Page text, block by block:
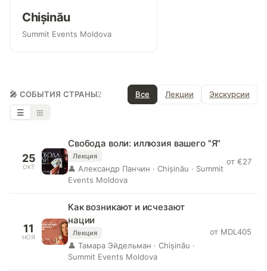
Chișinău
Summit Events Moldova
🎤 СОБЫТИЯ СТРАНЫ2 Все Лекции Экскурсии
☰ ⊞
25
ОКТ
Свобода воли: иллюзия вашего "Я"
Лекция
👤 Александр Панчин · Chișinău · Summit
Events Moldova
от €27
11
НОЯ
Как возникают и исчезают
нации
Лекция
👤 Тамара Эйдельман · Chișinău ·
Summit Events Moldova
от MDL405